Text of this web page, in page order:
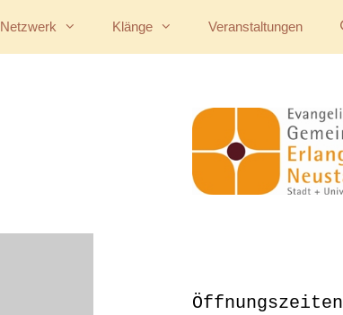
Netzwerk Klänge Veranstaltungen
Öffnungszeiten